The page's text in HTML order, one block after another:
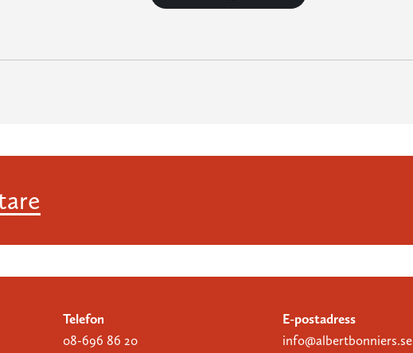
Telefon
08-696 86 20
E-postadress
info@albertbonniers.se